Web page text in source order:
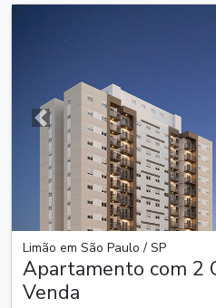
Anterior
Limão em São Paulo / SP
Apartamento com 2
Venda